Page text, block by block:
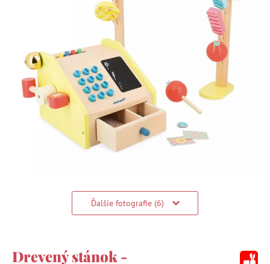
Ďalšie fotografie (6)
Drevený stánok -